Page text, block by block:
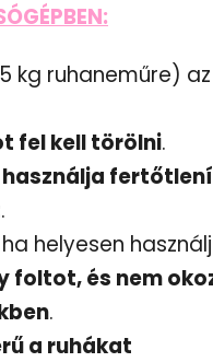
kg ruhaneműre) az
fel kell törölni.
használja
.
ha helyesen
foltot, és nem
.
a ruhákat